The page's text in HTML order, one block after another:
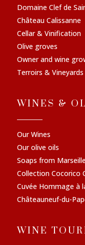
Domaine Clef de
Château Calissanne
Cellar & Vinification
Olive groves
Owner and wine
Terroirs & Vineyards
WINES &
Our Wines
Our olive oils
Soaps from
Collection Cocorico
Cuvée Hommage à
Châteauneuf-du-
WINE